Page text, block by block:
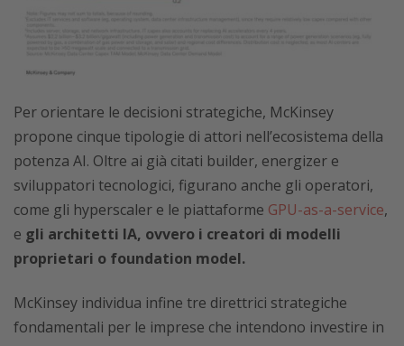
Per orientare le decisioni strategiche, McKinsey
propone cinque tipologie di attori nell’ecosistema della
potenza AI. Oltre ai già citati builder, energizer e
sviluppatori tecnologici, figurano anche gli operatori,
come gli hyperscaler e le piattaforme GPU-as-a-service,
e gli architetti IA, ovvero i creatori di modelli
proprietari o foundation model.
McKinsey individua infine tre direttrici strategiche
fondamentali per le imprese che intendono investire in